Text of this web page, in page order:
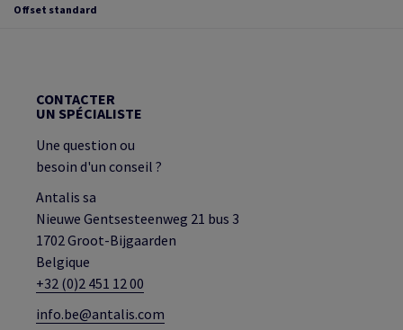
Offset standard
CONTACTER
UN SPÉCIALISTE
Une question ou
besoin d'un conseil ?
Antalis sa
Nieuwe Gentsesteenweg 21 bus 3
1702 Groot-Bijgaarden
Belgique
+32 (0)2 451 12 00
info.be@antalis.com